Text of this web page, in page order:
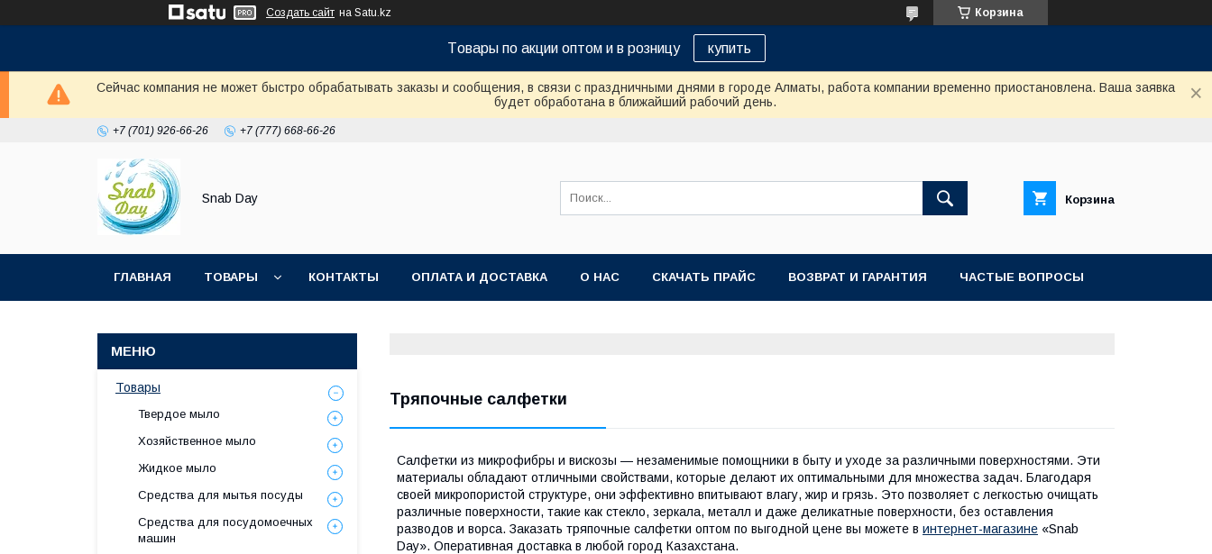
Создать сайт на Satu.kz Корзина
Tовары по акции оптом и в розницу купить
Сейчас компания не может быстро обрабатывать заказы и сообщения, в связи с праздничными днями в городе Алматы, работа компании временно приостановлена. Ваша заявка
будет обработана в ближайший рабочий день.
+7 (701) 926-66-26 +7 (777) 668-66-26
Snab Day Корзина
ГЛАВНАЯ ТОВАРЫ КОНТАКТЫ ОПЛАТА И ДОСТАВКА О НАС СКАЧАТЬ ПРАЙС ВОЗВРАТ И ГАРАНТИЯ ЧАСТЫЕ ВОПРОСЫ
Тряпочные салфетки
Салфетки из микрофибры и вискозы — незаменимые помощники в быту и уходе за различными поверхностями. Эти
материалы обладают отличными свойствами, которые делают их оптимальными для множества задач. Благодаря
своей микропористой структуре, они эффективно впитывают влагу, жир и грязь. Это позволяет с легкостью очищать
различные поверхности, такие как стекло, зеркала, металл и даже деликатные поверхности, без оставления
разводов и ворса. Заказать тряпочные салфетки оптом по выгодной цене вы можете в интернет-магазине «Snab
Day». Оперативная доставка в любой город Казахстана.
Товары
Твердое мыло
Хозяйственное мыло
Жидкое мыло
Средства для мытья посуды
Средства для посудомоечных
машин